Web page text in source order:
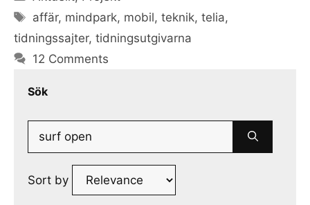
Tags
affär, mindpark, mobil,teknik,telia,
tidningssajter, tidningsutgivarna
12 Comments
Sök
Search
Sort by